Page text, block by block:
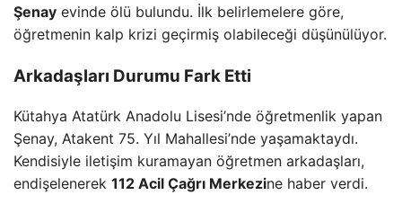
Şenay evinde ölü bulundu. İlk belirlemelere göre,
öğretmenin kalp krizi geçirmiş olabileceği düşünülüyor.
Arkadaşları Durumu Fark Etti
Kütahya Atatürk Anadolu Lisesi’nde öğretmenlik yapan
Şenay, Atakent 75. Yıl Mahallesi’nde yaşamaktaydı.
Kendisiyle iletişim kuramayan öğretmen arkadaşları,
endişelenerek 112 Acil Çağrı Merkezine haber verdi.